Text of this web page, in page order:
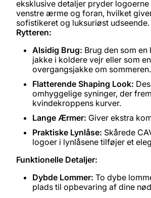
eksklusive detaljer pryder logoerne
venstre ærme og foran, hvilket
sofistikeret og luksuriøst udseende.
Rytteren:
Alsidig Brug: Brug den som
jakke i koldere vejr eller som en
overgangsjakke om sommeren.
Flatterende Shaping Look:
omhyggelige syninger, der
kvindekroppens kurver.
Lange Ærmer: Giver ekstra
Praktiske Lynlåse: Skårede
logoer i lynlåsene tilføjer et
Funktionelle Detaljer:
Dybde Lommer: To dybe
plads til opbevaring af dine